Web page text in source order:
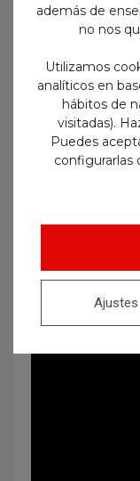
Y por
que estáis
también
modulares
además de
no nos
Utilizamos
analíticos en
hábitos de
visitadas).
Puedes
configurarlas
Ajustes